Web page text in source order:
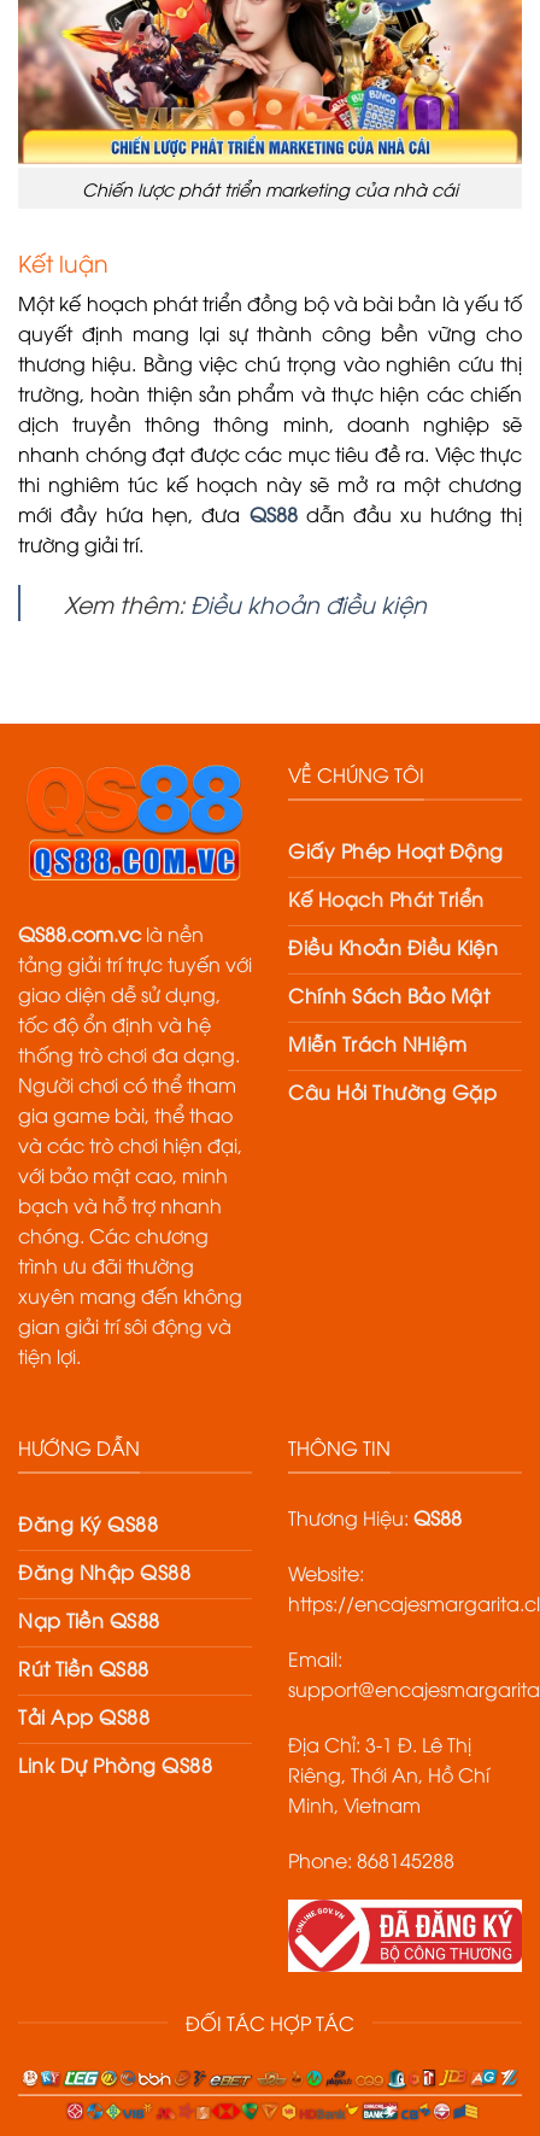
Chiến lược phát triển marketing của nhà cái
Kết luận
Một kế hoạch phát triển đồng bộ và bài bản là yếu tố
quyết định mang lại sự thành công bền vững cho
thương hiệu. Bằng việc chú trọng vào nghiên cứu thị
trường, hoàn thiện sản phẩm và thực hiện các chiến
dịch truyền thông thông minh, doanh nghiệp sẽ
nhanh chóng đạt được các mục tiêu đề ra. Việc thực
thi nghiêm túc kế hoạch này sẽ mở ra một chương
mới đầy hứa hẹn, đưa QS88dẫn đầu xu hướng thị
trường giải trí.
Xem thêm: Điều khoản điều kiện
QS88.com.vclà nền
tảng giải trí trực tuyến với
giao diện dễ sử dụng,
tốc độ ổn định và hệ
thống trò chơi đa dạng.
Người chơi có thể tham
gia game bài, thể thao
và các trò chơi hiện đại,
với bảo mật cao, minh
bạch và hỗ trợ nhanh
chóng. Các chương
trình ưu đãi thường
xuyên mang đến không
gian giải trí sôi động và
tiện lợi.
VỀ CHÚNG TÔI
Giấy Phép Hoạt Động
Kế Hoạch Phát Triển
Điều Khoản Điều Kiện
Chính Sách Bảo Mật
Miễn Trách NHiệm
Câu Hỏi Thường Gặp
HƯỚNG DẪN
Đăng Ký QS88
Đăng Nhập QS88
Nạp Tiền QS88
Rút Tiền QS88
Tải App QS88
Link Dự Phòng QS88
THÔNG TIN
Thương Hiệu: QS88
Website:
https://
Email:
Địa Chỉ: 3-1 Đ. Lê Thị
Riêng, Thới An, Hồ Chí
Minh, Vietnam
Phone: 868145288
ĐỐI TÁC HỢP TÁC